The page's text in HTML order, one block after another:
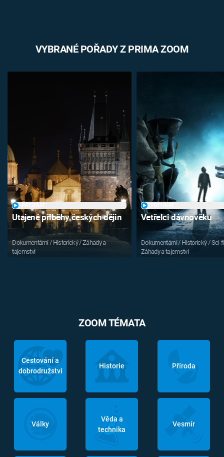
VYBRANÉ POŘADY Z PRIMA ZOOM
Utajené příběhy českých dějin
Dokumentární / Historický / Záhady a
tajemství
Vetřelci dávnověku
Dokumentární / Historický / Sci-
Záhady a tajemství
ZOOM TÉMATA
Cestování a
dobrodružství
Historie Příroda
Války
Věda a
technika
Vesmír